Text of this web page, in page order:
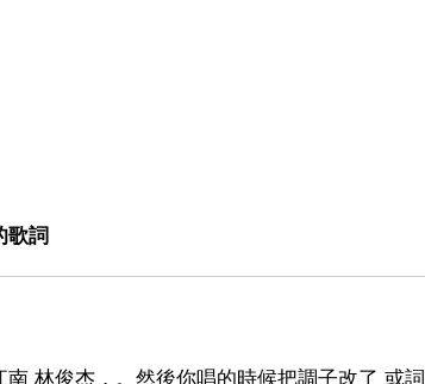
歌詞
林俊杰，。然後你唱的時候把調子改了 或詞